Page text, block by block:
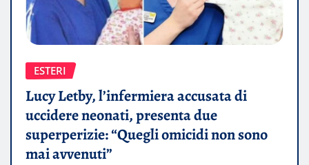
ESTERI
Lucy Letby, l’infermiera accusata di
uccidere neonati, presenta due
superperizie: “Quegli omicidi non sono
mai avvenuti”